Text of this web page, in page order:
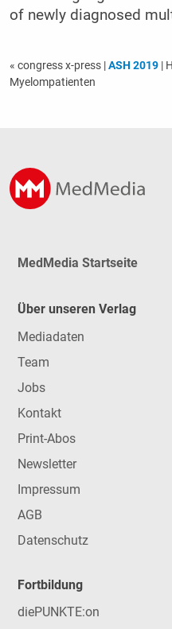
of newly diagnosed
« congress x-press |ASH 2019|
Myelompatienten
MedMedia Startseite
Über unseren Verlag
Mediadaten
Team
Jobs
Kontakt
Print-Abos
Newsletter
Impressum
AGB
Datenschutz
Fortbildung
diePUNKTE:on